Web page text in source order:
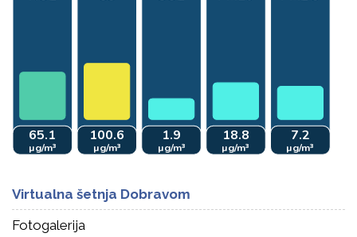
Virtualna šetnja Dobravom
Fotogalerija